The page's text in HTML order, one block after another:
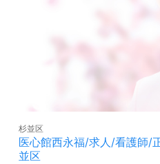
医心館西永福/求人/看護師/
並区
杉並区